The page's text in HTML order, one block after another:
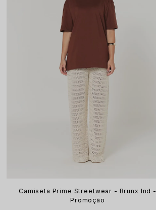
Camiseta Prime Streetwear - Brunx Ind -
Promoção